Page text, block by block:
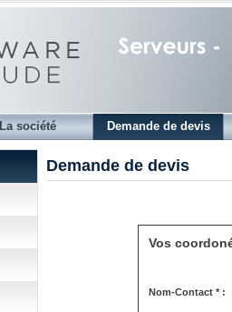
La société Demande de devis
Demande de devis
Vos
Nom-Contact * :